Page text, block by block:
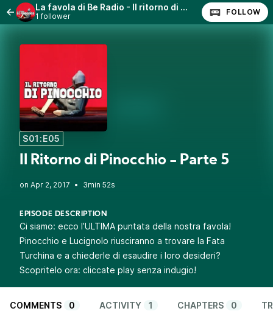
La favola di Be Radio - Il ritorno di Pinocchio
1 follower FOLLOW
S01:E05
Il Ritorno di Pinocchio - Parte 5
• 3min 52s
EPISODE DESCRIPTION
Ci siamo: ecco l’ULTIMA puntata della nostra favola!
Pinocchio e Lucignolo riusciranno a trovare la Fata
Turchina e a chiederle di esaudire i loro desideri?
Scopritelo ora: cliccate play senza indugio!
COMMENTS 0 ACTIVITY 1 CHAPTERS 0